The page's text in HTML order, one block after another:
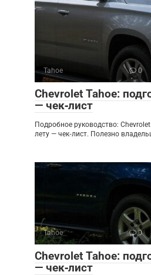
Tahoe 0
Chevrolet Tahoe:
— чек‑лист
Подробное руководство:
лету — чек‑лист. Полезно
Tahoe 0
Chevrolet Tahoe:
— чек‑лист